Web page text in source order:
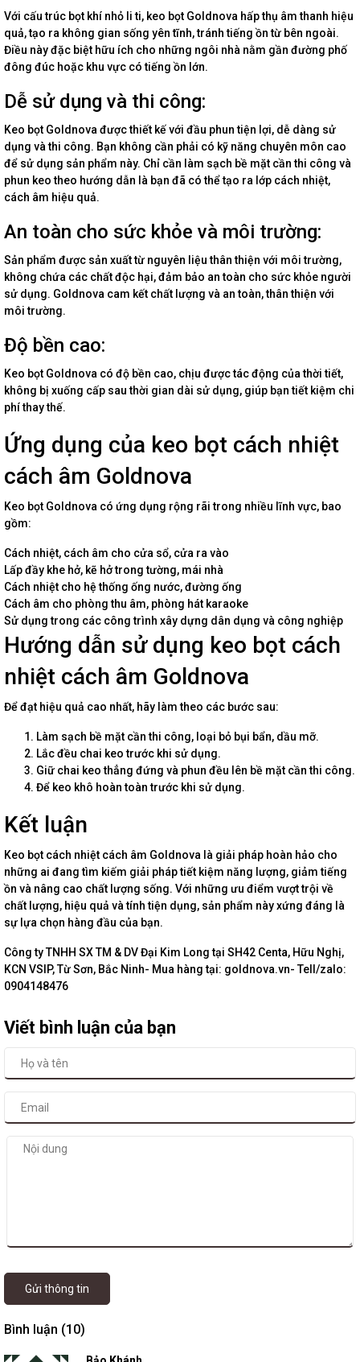
Với cấu trúc bọt khí nhỏ li ti, keo bọt Goldnova hấp thụ âm thanh hiệu
quả, tạo ra không gian sống yên tĩnh, tránh tiếng ồn từ bên ngoài.
Điều này đặc biệt hữu ích cho những ngôi nhà nằm gần đường phố
đông đúc hoặc khu vực có tiếng ồn lớn.
Dễ sử dụng và thi công:
Keo bọt Goldnova được thiết kế với đầu phun tiện lợi, dễ dàng sử
dụng và thi công. Bạn không cần phải có kỹ năng chuyên môn cao
để sử dụng sản phẩm này. Chỉ cần làm sạch bề mặt cần thi công và
phun keo theo hướng dẫn là bạn đã có thể tạo ra lớp cách nhiệt,
cách âm hiệu quả.
An toàn cho sức khỏe và môi trường:
Sản phẩm được sản xuất từ nguyên liệu thân thiện với môi trường,
không chứa các chất độc hại, đảm bảo an toàn cho sức khỏe người
sử dụng. Goldnova cam kết chất lượng và an toàn, thân thiện với
môi trường.
Độ bền cao:
Keo bọt Goldnova có độ bền cao, chịu được tác động của thời tiết,
không bị xuống cấp sau thời gian dài sử dụng, giúp bạn tiết kiệm chi
phí thay thế.
Ứng dụng của keo bọt cách nhiệt
cách âm Goldnova
Keo bọt Goldnova có ứng dụng rộng rãi trong nhiều lĩnh vực, bao
gồm:
Cách nhiệt, cách âm cho cửa sổ, cửa ra vào
Lấp đầy khe hở, kẽ hở trong tường, mái nhà
Cách nhiệt cho hệ thống ống nước, đường ống
Cách âm cho phòng thu âm, phòng hát karaoke
Sử dụng trong các công trình xây dựng dân dụng và công nghiệp
Hướng dẫn sử dụng keo bọt cách
nhiệt cách âm Goldnova
Để đạt hiệu quả cao nhất, hãy làm theo các bước sau:
Làm sạch bề mặt cần thi công, loại bỏ bụi bẩn, dầu mỡ.
Lắc đều chai keo trước khi sử dụng.
Giữ chai keo thẳng đứng và phun đều lên bề mặt cần thi công.
Để keo khô hoàn toàn trước khi sử dụng.
Kết luận
Keo bọt cách nhiệt cách âm Goldnova là giải pháp hoàn hảo cho
những ai đang tìm kiếm giải pháp tiết kiệm năng lượng, giảm tiếng
ồn và nâng cao chất lượng sống. Với những ưu điểm vượt trội về
chất lượng, hiệu quả và tính tiện dụng, sản phẩm này xứng đáng là
sự lựa chọn hàng đầu của bạn.
Công ty TNHH SX TM & DV Đại Kim Long tại SH42 Centa, Hữu Nghị,
KCN VSIP, Từ Sơn, Bắc Ninh- Mua hàng tại: goldnova.vn- Tell/zalo:
0904148476
Viết bình luận của bạn
Gửi thông tin
Bình luận (10)